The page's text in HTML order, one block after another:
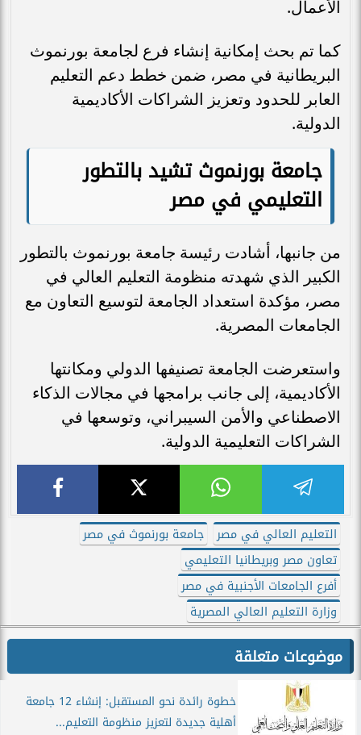
الأعمال.
كما تم بحث إمكانية إنشاء فرع لجامعة بورنموث
البريطانية في مصر، ضمن خطط دعم التعليم
العابر للحدود وتعزيز الشراكات الأكاديمية
الدولية.
جامعة بورنموث تشيد بالتطور
التعليمي في مصر
من جانبها، أشادت رئيسة جامعة بورنموث بالتطور
الكبير الذي شهدته منظومة التعليم العالي في
مصر، مؤكدة استعداد الجامعة لتوسيع التعاون مع
الجامعات المصرية.
واستعرضت الجامعة تصنيفها الدولي ومكانتها
الأكاديمية، إلى جانب برامجها في مجالات الذكاء
الاصطناعي والأمن السيبراني، وتوسعها في
الشراكات التعليمية الدولية.
التعليم العالي في مصر
جامعة بورنموث في مصر
تعاون مصر وبريطانيا التعليمي
أفرع الجامعات الأجنبية في مصر
وزارة التعليم العالي المصرية
موضوعات متعلقة
خطوة رائدة نحو المستقبل: إنشاء 12 جامعة
أهلية جديدة لتعزيز منظومة التعليم...